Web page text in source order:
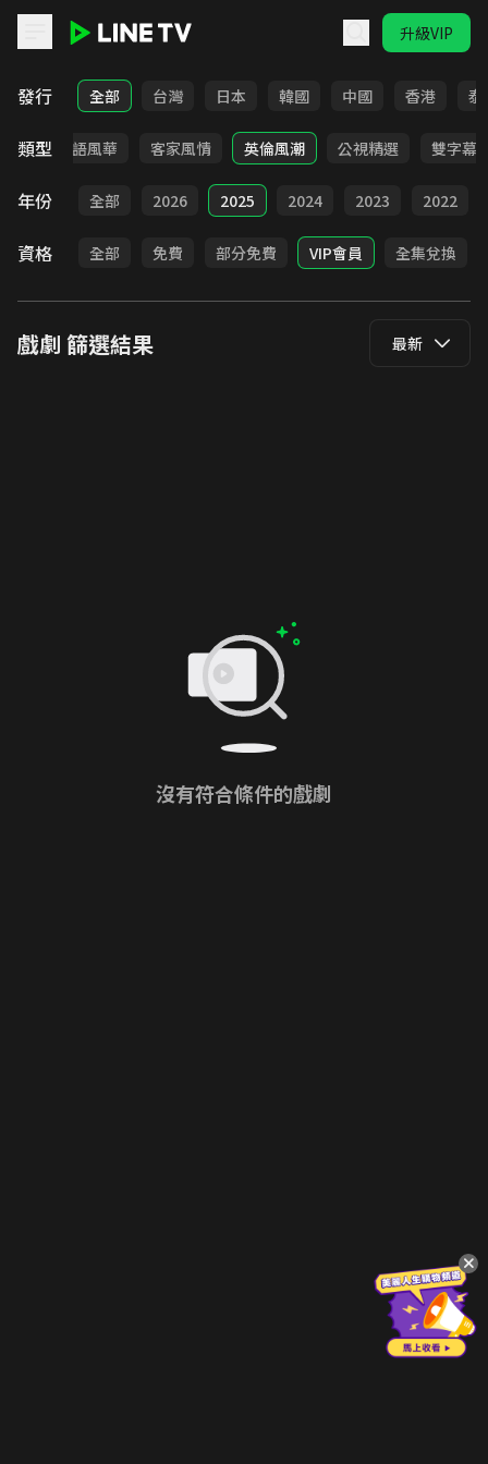
升級VIP
LINE TV - 戲劇
發行 全部 台灣 日本 韓國 中國 香港 泰
類型
俠 台語風華 客家風情 英倫風潮 公視精選 雙字幕
年份 全部 2026 2025 2024 2023 2022
資格 全部 免費 部分免費 VIP會員 全集兌換
戲劇 篩選結果 最新
沒有符合條件的戲劇